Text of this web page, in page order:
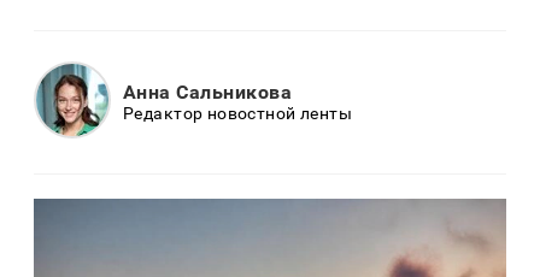
Анна Сальникова
Редактор новостной ленты